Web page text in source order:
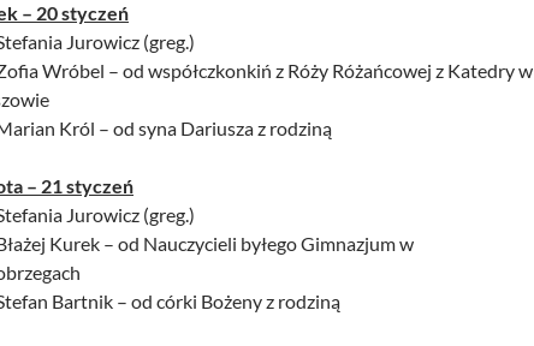
– 20 styczeń
Jurowicz (greg.)
Wróbel – od współczkonkiń z Róży Różańcowej z Katedry w
Król – od syna Dariusza z rodziną
– 21 styczeń
Jurowicz (greg.)
Kurek – od Nauczycieli byłego Gimnazjum w
Bartnik – od córki Bożeny z rodziną